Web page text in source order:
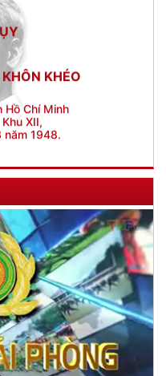
KHÉO
Chí Minh
XII,
năm 1948.